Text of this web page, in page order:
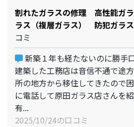
割れたガラスの修理 高性能ガ
ラス（複層ガラス） 防犯ガラ
コミ
新築１年も経たないのに勝手
建築した工務店は音信不通で途
所の地方から移住してきたので
に電話して原田ガラス店さんを
有...
2025/10/24の口コミ